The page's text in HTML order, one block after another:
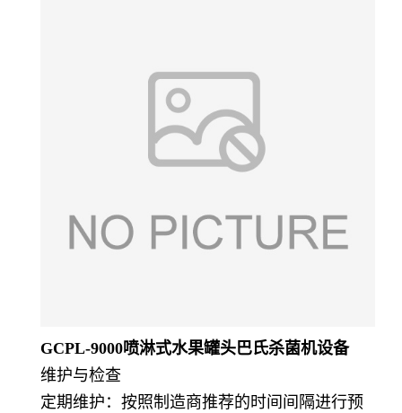
GCPL-9000喷淋式水果罐头巴氏杀菌机设备
维护与检查
定期维护：按照制造商推荐的时间间隔进行预